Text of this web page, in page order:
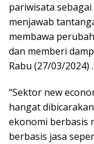
pariwisata
menjawab
membawa
dan memberi
Rabu (27/03/2024) .
“Sektor new
hangat
ekonomi berbasis
berbasis jasa